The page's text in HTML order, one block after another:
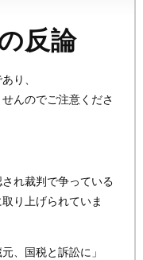
反論
り、
んのでご注意くださ
れ裁判で争っている
り上げられていま
、国税と訴訟に」